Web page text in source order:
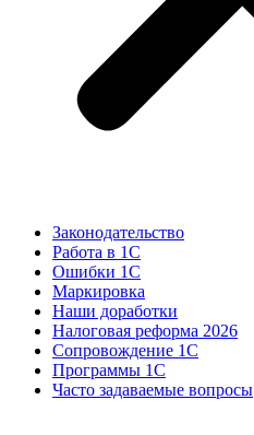
Законодательство
Работа в 1С
Ошибки 1С
Маркировка
Наши доработки
Налоговая реформа 2026
Сопровождение 1С
Программы 1С
Часто задаваемые вопросы